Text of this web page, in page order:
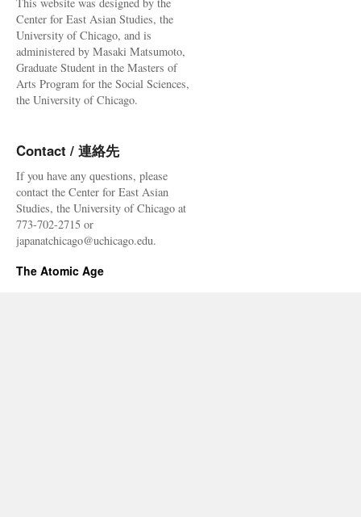
Center for East Asian Studies, the
University of Chicago, and is
administered by Masaki Matsumoto,
Graduate Student in the Masters of
Arts Program for the Social Sciences,
the University of Chicago.
Contact / 連絡先
If you have any questions, please
contact the Center for East Asian
Studies, the University of Chicago at
773-702-2715 or
japanatchicago@uchicago.edu.
The Atomic Age